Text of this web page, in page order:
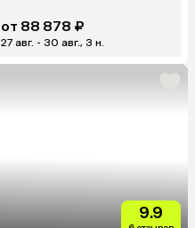
от 88 878 ₽
27 авг. - 30 авг., 3 н.
9.9